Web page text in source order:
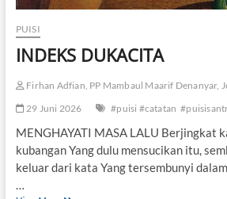
A
A
I
PUISI
INDEKS DUKACITA
Firhan Adfian, PP Mambaul Maarif Denanyar,
29 Juni 2026
#puisi #catatan
MENGHAYATI MASA LALU Berjingkat
kubangan Yang dulu mensucikan itu,
keluar dari kata Yang tersembunyi
…